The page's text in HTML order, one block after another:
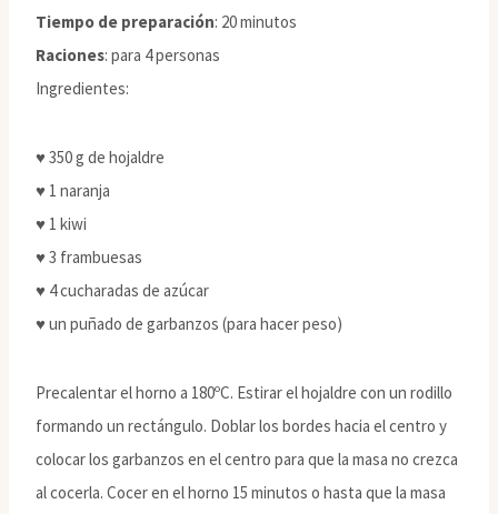
Tiempo de preparación: 20 minutos
Raciones: para 4 personas
Ingredientes:
♥ 350 g de hojaldre
♥ 1 naranja
♥ 1 kiwi
♥ 3 frambuesas
♥ 4 cucharadas de azúcar
♥ un puñado de garbanzos (para hacer peso)
Precalentar el horno a 180ºC. Estirar el hojaldre con un rodillo
formando un rectángulo. Doblar los bordes hacia el centro y
colocar los garbanzos en el centro para que la masa no crezca
al cocerla. Cocer en el horno 15 minutos o hasta que la masa